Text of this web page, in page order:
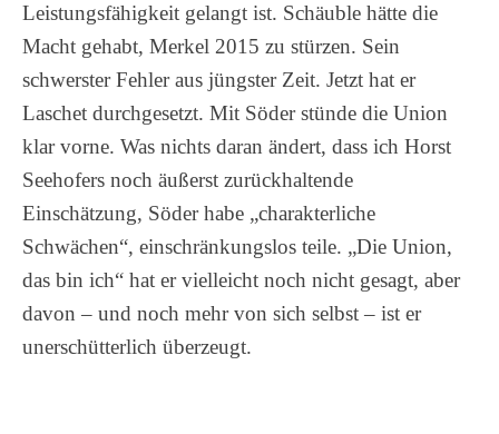
Leistungsfähigkeit gelangt ist. Schäuble hätte die
Macht gehabt, Merkel 2015 zu stürzen. Sein
schwerster Fehler aus jüngster Zeit. Jetzt hat er
Laschet durchgesetzt. Mit Söder stünde die Union
klar vorne. Was nichts daran ändert, dass ich Horst
Seehofers noch äußerst zurückhaltende
Einschätzung, Söder habe „charakterliche
Schwächen“, einschränkungslos teile. „Die Union,
das bin ich“ hat er vielleicht noch nicht gesagt, aber
davon – und noch mehr von sich selbst – ist er
unerschütterlich überzeugt.